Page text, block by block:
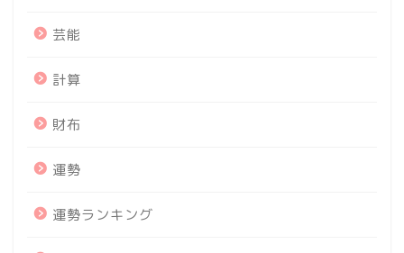
芸能
計算
財布
運勢
運勢ランキング